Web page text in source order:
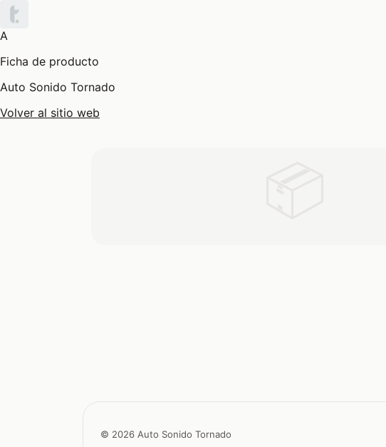
A
Ficha de producto
Auto Sonido Tornado
Volver al sitio web
© 2026 Auto Sonido Tornado